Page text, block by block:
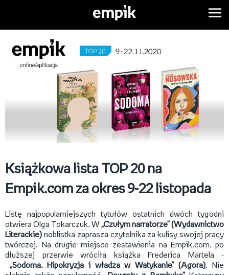
Książkowa lista TOP 20 na
Empik.com za okres 9-22 listopada
Listę najpopularniejszych tytułów ostatnich dwóch tygodni
otwiera Olga Tokarczuk. W „Czułym narratorze” (Wydawnictwo
Literackie) noblistka zaprasza czytelnika za kulisy swojej pracy
twórczej. Na drugie miejsce zestawienia na Empik.com, po
dłuższej przerwie wróciła książka Frederica Martela -
„Sodoma. Hipokryzja i władza w Watykanie” (Agora). Nie